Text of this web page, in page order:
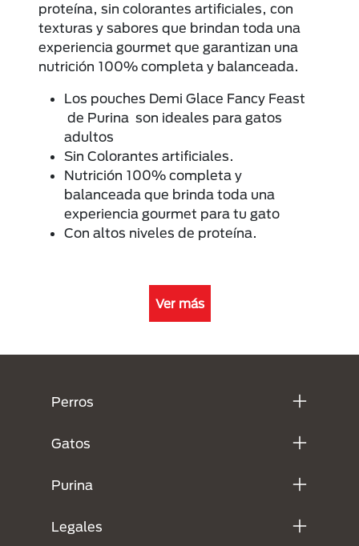
proteína, sin colorantes artificiales, con
texturas y sabores que brindan toda una
experiencia gourmet que garantizan una
nutrición 100% completa y balanceada.
Los pouches Demi Glace Fancy Feast
de Purina son ideales para gatos
adultos
Sin Colorantes artificiales.
Nutrición 100% completa y
balanceada que brinda toda una
experiencia gourmet para tu gato
Con altos niveles de proteína.
Ver más
Perros
Gatos
Purina
Legales